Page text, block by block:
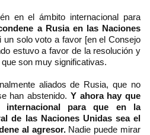
en el ámbito internacional para
a Rusia en las Naciones
un solo voto a favor [en el Consejo
estuvo a favor de la resolución y
son muy significativas.
aliados de Rusia, que no
han abstenido. Y ahora hay que
internacional para que en la
de las Naciones Unidas sea el
al agresor.Nadie puede mirar